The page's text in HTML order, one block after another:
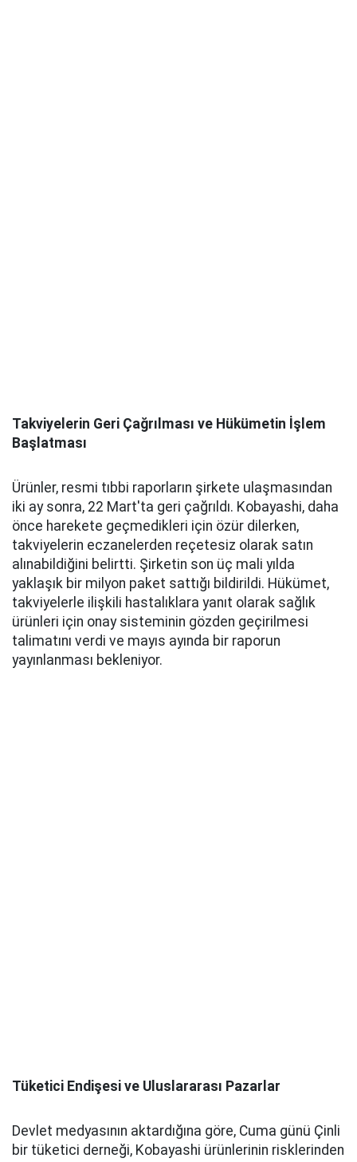
Takviyelerin Geri Çağrılması ve Hükümetin İşlem
Başlatması
Ürünler, resmi tıbbi raporların şirkete ulaşmasından
iki ay sonra, 22 Mart'ta geri çağrıldı. Kobayashi, daha
önce harekete geçmedikleri için özür dilerken,
takviyelerin eczanelerden reçetesiz olarak satın
alınabildiğini belirtti. Şirketin son üç mali yılda
yaklaşık bir milyon paket sattığı bildirildi. Hükümet,
takviyelerle ilişkili hastalıklara yanıt olarak sağlık
ürünleri için onay sisteminin gözden geçirilmesi
talimatını verdi ve mayıs ayında bir raporun
yayınlanması bekleniyor.
Tüketici Endişesi ve Uluslararası Pazarlar
Devlet medyasının aktardığına göre, Cuma günü Çinli
bir tüketici derneği, Kobayashi ürünlerinin risklerinden